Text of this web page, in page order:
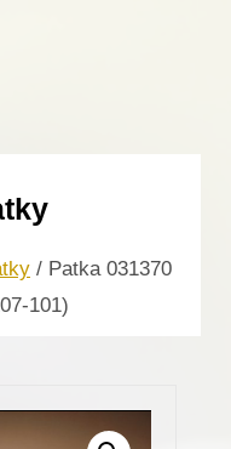
/ Patka 031370
101)